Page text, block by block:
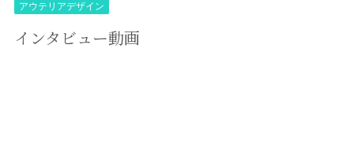
アウテリアデザイン
インタビュー動画